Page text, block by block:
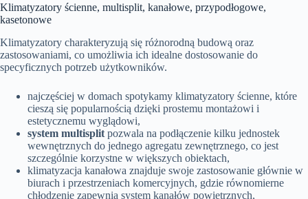
Klimatyzatory ścienne, multisplit, kanałowe, przypodłogowe,
kasetonowe
Klimatyzatory charakteryzują się różnorodną budową oraz
zastosowaniami, co umożliwia ich idealne dostosowanie do
specyficznych potrzeb użytkowników.
najczęściej w domach spotykamy klimatyzatory ścienne, które
cieszą się popularnością dzięki prostemu montażowi i
estetycznemu wyglądowi,
system multisplit pozwala na podłączenie kilku jednostek
wewnętrznych do jednego agregatu zewnętrznego, co jest
szczególnie korzystne w większych obiektach,
klimatyzacja kanałowa znajduje swoje zastosowanie głównie w
biurach i przestrzeniach komercyjnych, gdzie równomierne
chłodzenie zapewnia system kanałów powietrznych,